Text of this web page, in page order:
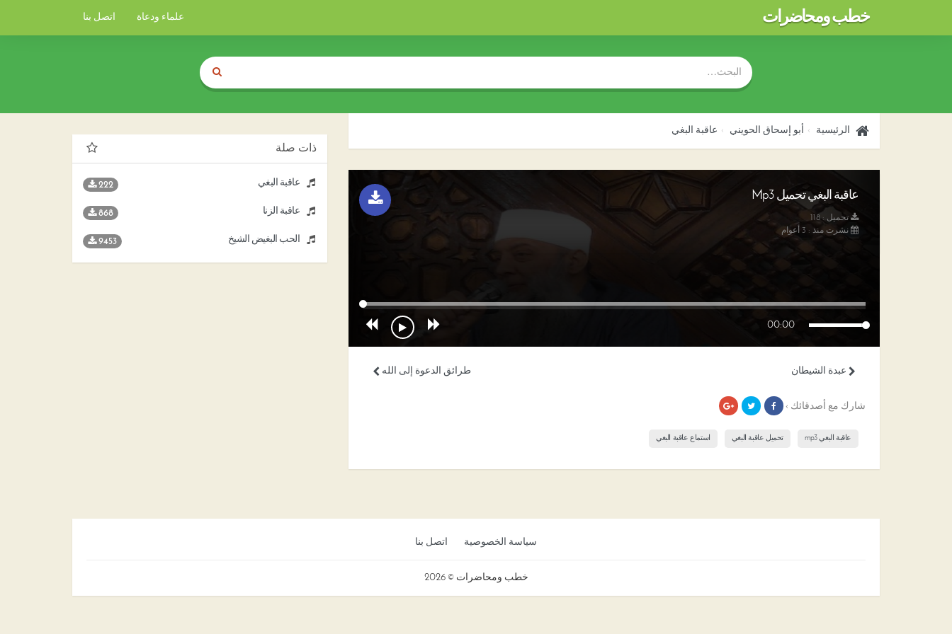
خطب ومحاضرات علماء ودعاة اتصل بنا
الرئيسية أبو إسحاق الحويني عاقبة البغي
عاقبة البغي تحميل Mp3
تحميل : 118
نشرت منذ : 3 أعوام
00:00
طرائق الدعوة إلى الله عبدة الشيطان
شارك مع أصدقائك ›
عاقبة البغي mp3 تحميل عاقبة البغي استماع عاقبة البغي
ذات صلة
عاقبة البغي 222
عاقبة الزنا 868
الحب البغيض الشيخ 9453
سياسة الخصوصية اتصل بنا
خطب ومحاضرات © 2026